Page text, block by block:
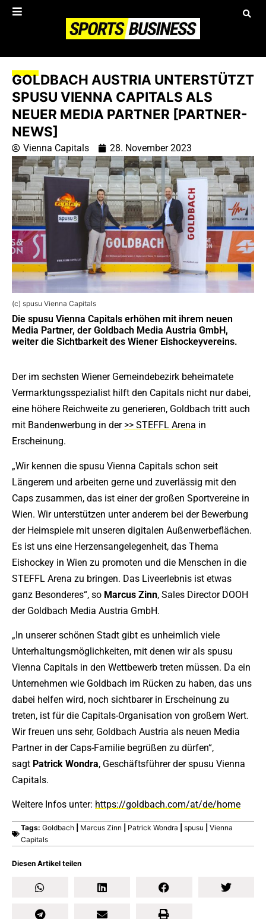
GOLDBACH AUSTRIA UNTERSTÜTZT
SPUSU VIENNA CAPITALS ALS
NEUER MEDIA PARTNER [PARTNER-
NEWS]
Vienna Capitals 28. November 2023
(c) spusu Vienna Capitals
Diesen Artikel teilen
Die spusu Vienna Capitals erhöhen mit ihrem neuen
Media Partner, der Goldbach Media Austria GmbH,
weiter die Sichtbarkeit des Wiener Eishockeyvereins.
Der im sechsten Wiener Gemeindebezirk beheimatete
Vermarktungsspezialist hilft den Capitals nicht nur dabei,
eine höhere Reichweite zu generieren, Goldbach tritt auch
mit Bandenwerbung in der >> STEFFL Arena in
Erscheinung.
„Wir kennen die spusu Vienna Capitals schon seit
Längerem und arbeiten gerne und zuverlässig mit den
Caps zusammen, das ist einer der großen Sportvereine in
Wien. Wir unterstützen unter anderem bei der Bewerbung
der Heimspiele mit unseren digitalen Außenwerbeflächen.
Es ist uns eine Herzensangelegenheit, das Thema
Eishockey in Wien zu promoten und die Menschen in die
STEFFL Arena zu bringen. Das Liveerlebnis ist etwas
ganz Besonderes“, so Marcus Zinn, Sales Director DOOH
der Goldbach Media Austria GmbH.
„In unserer schönen Stadt gibt es unheimlich viele
Unterhaltungsmöglichkeiten, mit denen wir als spusu
Vienna Capitals in den Wettbewerb treten müssen. Da ein
Unternehmen wie Goldbach im Rücken zu haben, das uns
dabei helfen wird, noch sichtbarer in Erscheinung zu
treten, ist für die Capitals-Organisation von großem Wert.
Wir freuen uns sehr, Goldbach Austria als neuen Media
Partner in der Caps-Familie begrüßen zu dürfen“,
sagt Patrick Wondra, Geschäftsführer der spusu Vienna
Capitals.
Weitere Infos unter: https://goldbach.com/at/de/home
Tags: Goldbach Marcus Zinn Patrick Wondra spusu
Vienna
Capitals